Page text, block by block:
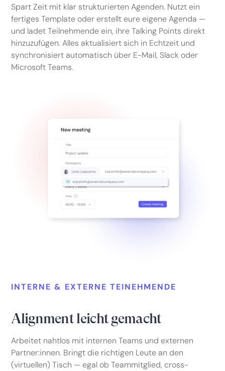
Spart Zeit mit klar strukturierten Agenden. Nutzt ein
fertiges Template oder erstellt eure eigene Agenda —
und ladet Teilnehmende ein, ihre Talking Points direkt
hinzuzufügen. Alles aktualisiert sich in Echtzeit und
synchronisiert automatisch über E-Mail, Slack oder
Microsoft Teams.
INTERNE & EXTERNE TEINEHMENDE
Alignment leicht gemacht
Arbeitet nahtlos mit internen Teams und externen
Partner:innen. Bringt die richtigen Leute an den
(virtuellen) Tisch — egal ob Teammitglied, cross-